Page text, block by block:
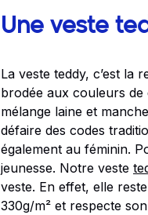
Une veste
La veste teddy, c’est la
brodée aux couleurs
mélange laine et
défaire des codes
également au féminin.
jeunesse. Notre veste
veste. En effet, elle
330g/m² et respecte